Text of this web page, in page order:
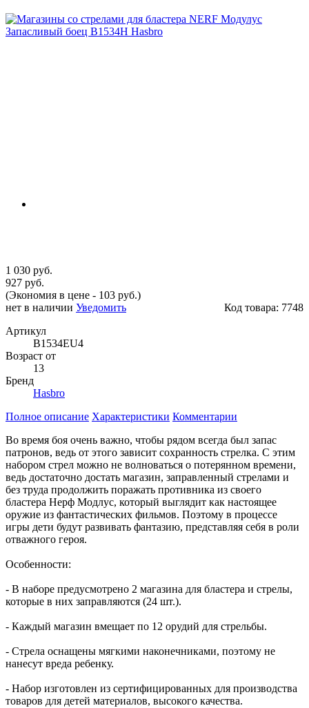
1 030 руб.
927 руб.
(Экономия в цене - 103 руб.)
Код товара: 7748
нет в наличии Уведомить
Артикул
B1534EU4
Возраст от
13
Бренд
Hasbro
Полное описание Характеристики Комментарии
Во время боя очень важно, чтобы рядом всегда был запас
патронов, ведь от этого зависит сохранность стрелка. С этим
набором стрел можно не волноваться о потерянном времени,
ведь достаточно достать магазин, заправленный стрелами и
без труда продолжить поражать противника из своего
бластера Нерф Модлус, который выглядит как настоящее
оружие из фантастических фильмов. Поэтому в процессе
игры дети будут развивать фантазию, представляя себя в роли
отважного героя.
Особенности:
- В наборе предусмотрено 2 магазина для бластера и стрелы,
которые в них заправляются (24 шт.).
- Каждый магазин вмещает по 12 орудий для стрельбы.
- Стрела оснащены мягкими наконечниками, поэтому не
нанесут вреда ребенку.
- Набор изготовлен из сертифицированных для производства
товаров для детей материалов, высокого качества.